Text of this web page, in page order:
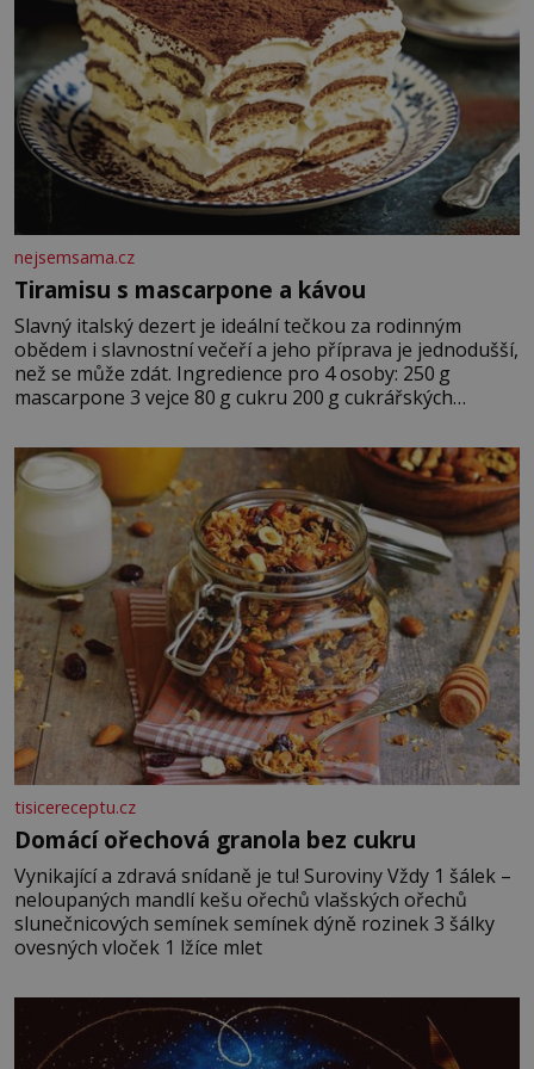
nejsemsama.cz
Tiramisu s mascarpone a kávou
Slavný italský dezert je ideální tečkou za rodinným
obědem i slavnostní večeří a jeho příprava je jednodušší,
než se může zdát. Ingredience pro 4 osoby: 250 g
mascarpone 3 vejce 80 g cukru 200 g cukrářských
posypání Postup: Oddělte žloutky od bílků. Žloutky
vyšlehejte s cukrem do světlé pěny a postupně do nich
vmíchejte mascarpone, aby vznikl hladký
tisicereceptu.cz
Domácí ořechová granola bez cukru
Vynikající a zdravá snídaně je tu! Suroviny Vždy 1 šálek –
neloupaných mandlí kešu ořechů vlašských ořechů
slunečnicových semínek semínek dýně rozinek 3 šálky
ovesných vloček 1 lžíce mlet